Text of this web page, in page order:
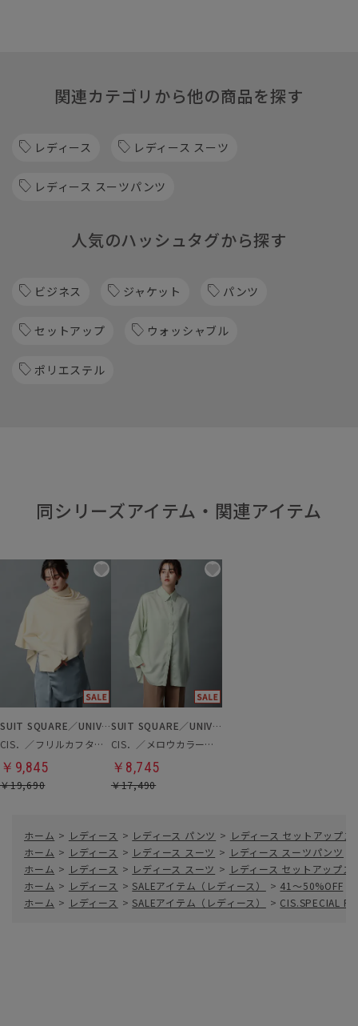
関連カテゴリから他の商品を探す
レディース レディース スーツ
レディース スーツパンツ
人気のハッシュタグから探す
ビジネス ジャケット パンツ
セットアップ ウォッシャブル
ポリエステル
同シリーズアイテム・関連アイテム
SUIT SQUARE／UNIVERSAL LANGUAGE／WHITE
CIS．／フリルカフタートルニット＆ケープ
￥9,845
￥19,690
SUIT SQUARE／UNIVERSAL LANGUAGE／WHITE
CIS．／メロウカラーブラウス
￥8,745
￥17,490
ホーム > レディース > レディース パンツ > レディース セットアップ
ホーム > レディース > レディース スーツ > レディース スーツパンツ
ホーム > レディース > レディース スーツ > レディース セットアップス
ホーム > レディース > SALEアイテム（レディース） > 41～50%OFF
ホーム > レディース > SALEアイテム（レディース） > CIS.SPECIAL